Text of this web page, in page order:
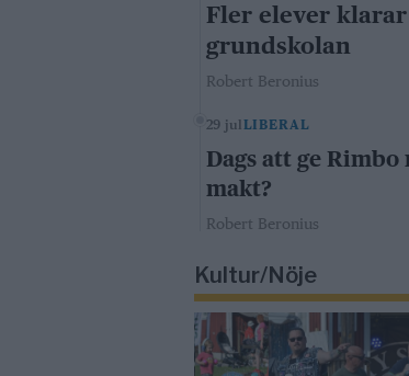
Fler elever klarar
grundskolan
Robert Beronius
29 jul LIBERAL
Dags att ge Rimbo
makt?
Robert Beronius
Kultur/Nöje